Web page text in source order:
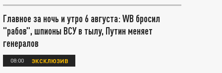
Главное за ночь и утро 6 августа: WB бросил
"рабов", шпионы ВСУ в тылу, Путин меняет
генералов
08:00 ЭКСКЛЮЗИВ